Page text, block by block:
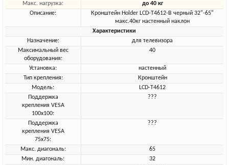
Макс. нагрузка:
до 40 кг
Описание:
Кронштейн Holder LCD-T4612-B черный 32"-65"
макс.40кг настенный наклон
Характеристики
Назначение:
для телевизора
Максимальный вес
оборудования:
40
Установка:
настенный
Тип крепления:
Кронштейн
Модель:
LCD-T4612
Поддержка
крепления VESA
100х100:
???
Поддержка
крепления VESA
75х75:
???
Макс. диагональ:
65
Мин. диагональ:
32